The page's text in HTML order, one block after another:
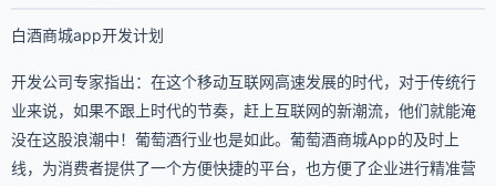
白酒商城app开发计划
开发公司专家指出：在这个移动互联网高速发展的时代，对于传统行
业来说，如果不跟上时代的节奏，赶上互联网的新潮流，他们就能淹
没在这股浪潮中！葡萄酒行业也是如此。葡萄酒商城App的及时上
线，为消费者提供了一个方便快捷的平台，也方便了企业进行精准营